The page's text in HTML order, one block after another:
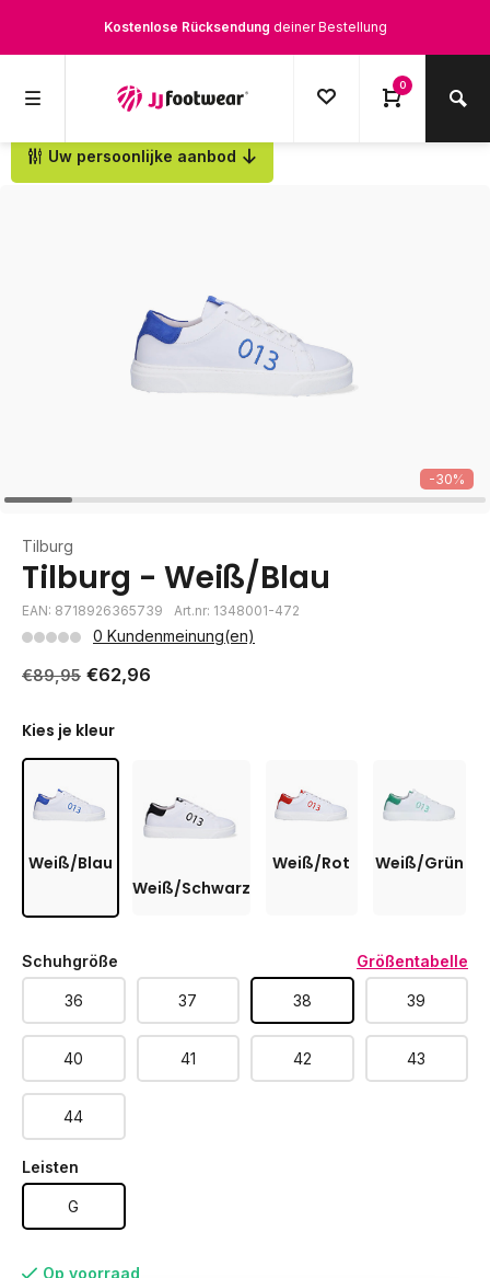
0
Uw persoonlijke aanbod
Zurück
-30%
Tilburg
Tilburg - Weiß/Blau
EAN: 8718926365739 Art.nr: 1348001-472
0 Kundenmeinung(en)
€89,95 €62,96
Kies je kleur
Weiß/Blau
Weiß/Schwarz
Weiß/Rot Weiß/Grün
Schuhgröße Größentabelle
36 37 38 39
40 41 42 43
44
Leisten
G
Op voorraad